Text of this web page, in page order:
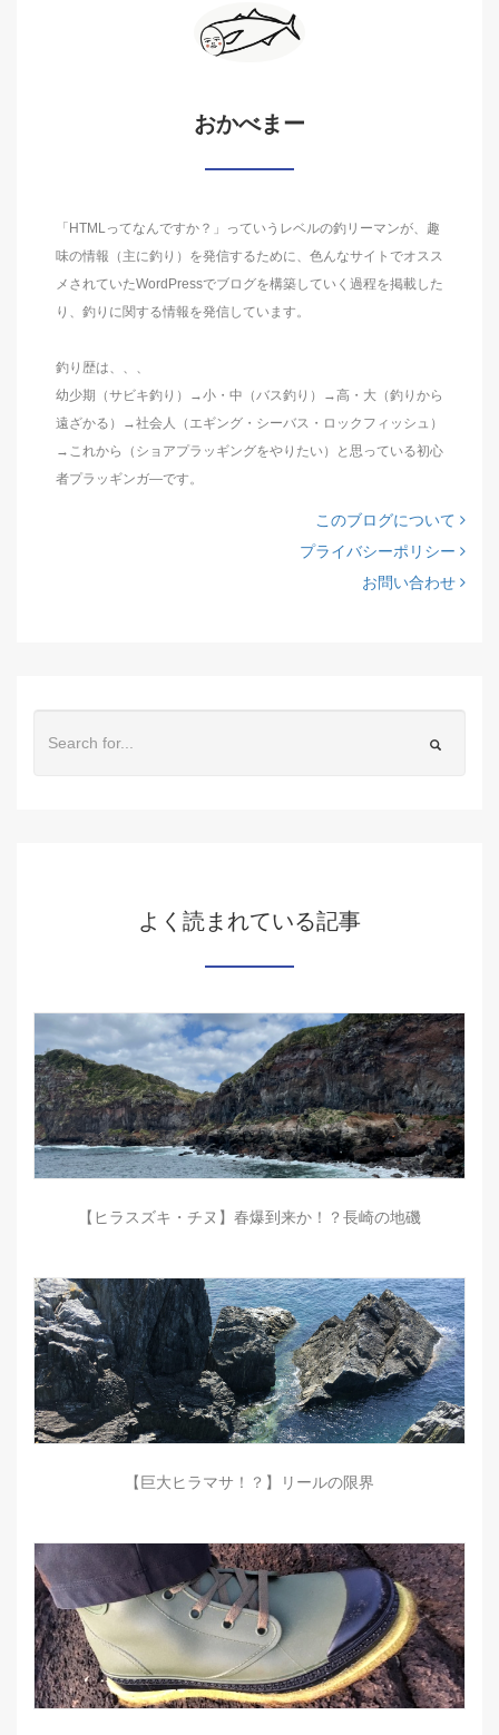
おかべまー
「HTMLってなんですか？」っていうレベルの釣リーマンが、趣
味の情報（主に釣り）を発信するために、色んなサイトでオスス
メされていたWordPressでブログを構築していく過程を掲載した
り、釣りに関する情報を発信しています。
釣り歴は、、、
幼少期（サビキ釣り）→小・中（バス釣り）→高・大（釣りから
遠ざかる）→社会人（エギング・シーバス・ロックフィッシュ）
→これから（ショアプラッギングをやりたい）と思っている初心
者プラッギンガ―です。
このブログについて
プライバシーポリシー
お問い合わせ
よく読まれている記事
【ヒラスズキ・チヌ】春爆到来か！？長崎の地磯
【巨大ヒラマサ！？】リールの限界